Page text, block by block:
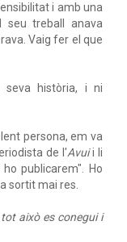
i amb una
seu treball anava
Vaig fer el que
història, i ni
persona, em va
de l'Avuii li
publicarem". Ho
sortit mai res.
això es conegui i